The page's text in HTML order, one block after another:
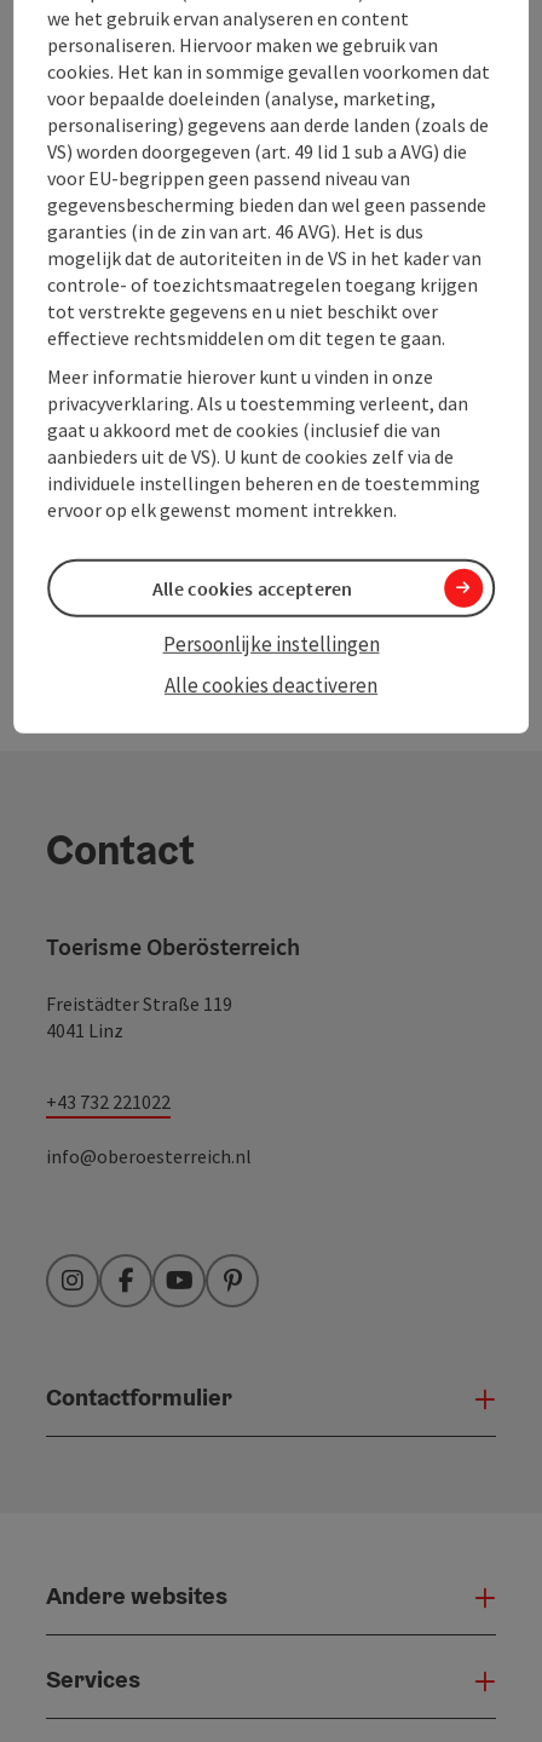
Telefoon
+43 7564 5205-0
Openingstijden
MAmaandag geopend
DIdinsdag geopend
WOwoensdag geopend
DOdonderdag geopend
VRvrijdag geopend
ZAzaterdag geopend
ZOzondag geopend
FEop feestdag geopend
Intersport Rent Hinterstoder
Höss-Express mid station
Uw eerste adres in Hinterstoder als het gaat om sport,
competent en vriendelijk advies, maakt niet uit of
je winkelt, huurt of voor service komt, de dienst -
vertrouw op de know-how van INTERSPORT Pachleitner!
Hinterstoder
Telefoon
+43 7564 5205-0
Openingstijden
MAmaandag geopend
DIdinsdag geopend
WOwoensdag geopend
DOdonderdag geopend
VRvrijdag geopend
ZAzaterdag geopend
ZOzondag geopend
FEop feestdag geopend
Contact
Toerisme Oberösterreich
Freistädter Straße 119
4041 Linz
+43 732 221022
info@oberoesterreich.nl
InstagramFacebookYouTubePinterest
Contactformulier
Andere websites
Services
we het gebruik ervan analyseren en content
personaliseren. Hiervoor maken we gebruik van
cookies. Het kan in sommige gevallen voorkomen dat
voor bepaalde doeleinden (analyse, marketing,
personalisering) gegevens aan derde landen (zoals de
VS) worden doorgegeven (art. 49 lid 1 sub a AVG) die
voor EU-begrippen geen passend niveau van
gegevensbescherming bieden dan wel geen passende
garanties (in de zin van art. 46 AVG). Het is dus
mogelijk dat de autoriteiten in de VS in het kader van
controle- of toezichtsmaatregelen toegang krijgen
tot verstrekte gegevens en u niet beschikt over
effectieve rechtsmiddelen om dit tegen te gaan.
Meer informatie hierover kunt u vinden in onze
privacyverklaring. Als u toestemming verleent, dan
gaat u akkoord met de cookies (inclusief die van
aanbieders uit de VS). U kunt de cookies zelf via de
individuele instellingen beheren en de toestemming
ervoor op elk gewenst moment intrekken.
Alle cookies deactiveren
Persoonlijke instellingen
Alle cookies accepteren